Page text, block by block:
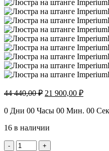
44 440,00₽ Первоначальная
составляла
440,00 ₽.
21 900,00 ₽Текущая
21
0 Дни 00 Часы 00 Мин. 00
16 в наличии
Количество